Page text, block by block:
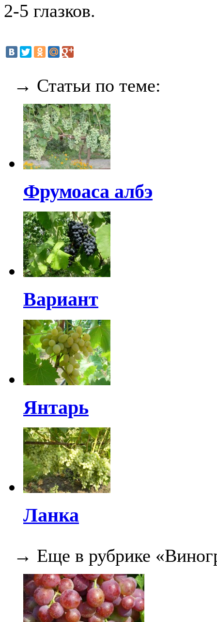
2-5 глазков.
→ Статьи по теме:
Фрумоаса албэ
Вариант
Янтарь
Ланка
→ Еще в рубрике